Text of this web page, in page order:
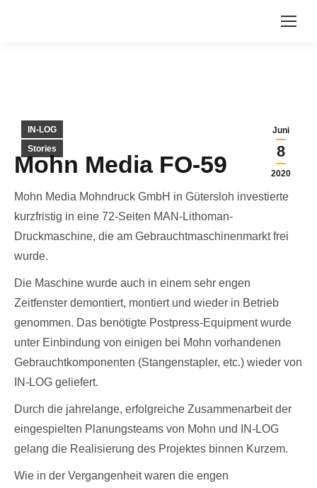
Juni
8
2020
IN-LOG
Stories
Mohn Media FO-59
Mohn Media Mohndruck GmbH in Gütersloh investierte
kurzfristig in eine 72-Seiten MAN-Lithoman-
Druckmaschine, die am Gebrauchtmaschinenmarkt frei
wurde.
Die Maschine wurde auch in einem sehr engen
Zeitfenster demontiert, montiert und wieder in Betrieb
genommen. Das benötigte Postpress-Equipment wurde
unter Einbindung von einigen bei Mohn vorhandenen
Gebrauchtkomponenten (Stangenstapler, etc.) wieder von
IN-LOG geliefert.
Durch die jahrelange, erfolgreiche Zusammenarbeit der
eingespielten Planungsteams von Mohn und IN-LOG
gelang die Realisierung des Projektes binnen Kurzem.
Wie in der Vergangenheit waren die engen